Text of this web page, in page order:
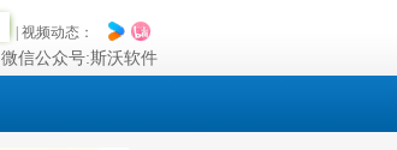
| 视频动态：
微信公众号:斯沃软件